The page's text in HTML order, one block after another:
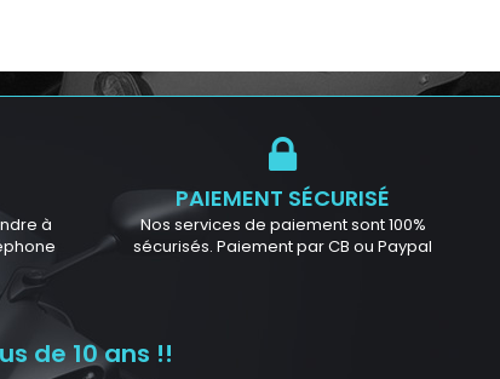
à
PAIEMENT SÉCURISÉ
Nos services de paiement sont 100%
sécurisés. Paiement par CB ou Paypal
de 10 ans !!